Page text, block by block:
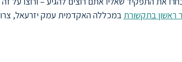
ראשון בתקשורת במכללה האקדמית עמק יזרעאל, צרו